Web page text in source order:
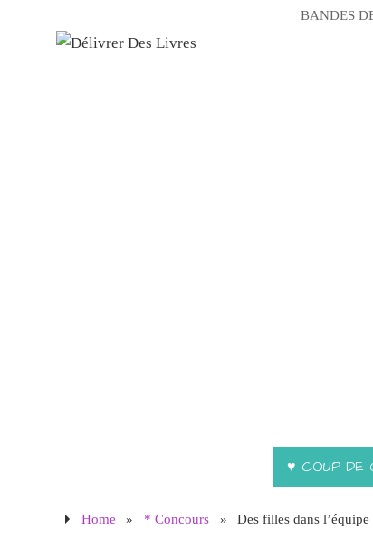
BANDES
♥ COUP DE
Home » * Concours » Des filles dans